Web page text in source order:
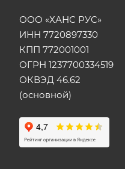
ООО «ХАНС РУС»
ИНН 7720897330
КПП 772001001
ОГРН 1237700334519
ОКВЭД 46.62
(основной)